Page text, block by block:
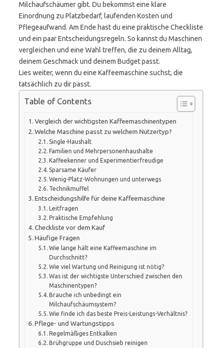
Milchaufschäumer gibt. Du bekommst eine klare
Einordnung zu Platzbedarf, laufenden Kosten und
Pflegeaufwand. Am Ende hast du eine praktische Checkliste
und ein paar Entscheidungsregeln. So kannst du Maschinen
vergleichen und eine Wahl treffen, die zu deinem Alltag,
deinem Geschmack und deinem Budget passt.
Lies weiter, wenn du eine Kaffeemaschine suchst, die
tatsächlich zu dir passt.
Table of Contents
Vergleich der wichtigsten Kaffeemaschinentypen
Welche Maschine passt zu welchem Nutzertyp?
Single-Haushalt
Familien und Mehrpersonenhaushalte
Kaffeekenner und Experimentierfreudige
Sparsame Käufer
Wenig-Platz-Wohnungen und unterwegs
Technikmuffel
Entscheidungshilfe für deine Kaffeemaschine
Leitfragen
Praktische Empfehlung
Checkliste vor dem Kauf
Häufige Fragen
Wie lange hält eine Kaffeemaschine im
Durchschnitt?
Wie viel Wartung und Reinigung ist nötig?
Was ist der wichtigste Unterschied zwischen den
Maschinentypen?
Brauche ich unbedingt ein
Milchaufschäumsystem?
Wie finde ich das beste Preis-Leistungs-Verhältnis?
Pflege- und Wartungstipps
Regelmäßiges Entkalken
Brühgruppe und Duschsieb reinigen